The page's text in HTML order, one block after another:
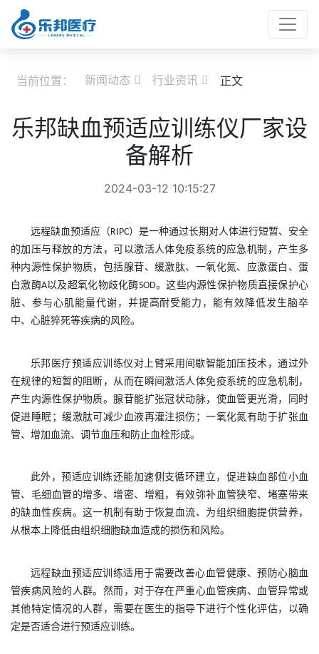
当前位置： 新闻动态  行业资讯  正文
乐邦缺血预适应训练仪厂家设
备解析
2024-03-12 10:15:27
远程缺血预适应（RIPC）是一种通过长期对人体进行短暂、安全
的加压与释放的方法，可以激活人体免疫系统的应急机制，产生多
种内源性保护物质，包括腺苷、缓激肽、一氧化氮、应激蛋白、蛋
白激酶A以及超氧化物歧化酶SOD。这些内源性保护物质直接保护心
脏、参与心肌能量代谢，并提高耐受能力， 能有效降低发生脑卒
中、心脏猝死等疾病的风险。
乐邦医疗预适应训练仪 对上臂采用间歇智能加压技术，通过外
在规律的短暂的 阻断，从而在瞬间激活人体免疫系统的应急机制 ，
产生内源性保护物质。 腺苷能扩张冠状动脉，使血管更光滑，同时
促进睡眠；缓激肽可减少血液再灌注损伤；一氧化氮有助于扩张血
管、增加血流、调节血压和防止血栓形成。
此外，预适应训练还能加速侧支循环建立，促进缺血部位小血
管、毛细血管的增多、增密、增粗，有效弥补血管狭窄、堵塞带来
的缺血性疾病。这一机制有助于恢复血流、为组织细胞提供营养，
从根本上降低由组织细胞缺血造成的损伤和风险。
远程缺血预适应训练适用于需要改善心血管健康、预防心脑血
管疾病风险的人群。然而，对于存在严重心血管疾病、血管异常或
其他特定情况的人群，需要在医生的指导下进行个性化评估，以确
定是否适合进行预适应训练。